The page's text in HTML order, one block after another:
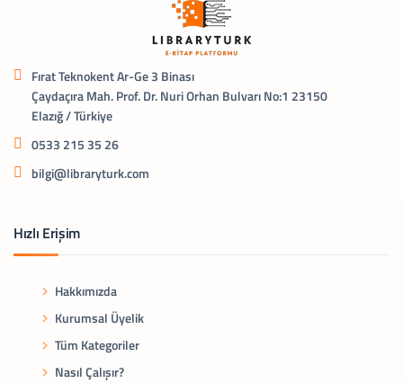
Fırat Teknokent Ar-Ge 3 Binası
Çaydaçıra Mah. Prof. Dr. Nuri Orhan Bulvarı No:1 23150
Elazığ / Türkiye
0533 215 35 26
bilgi@libraryturk.com
Hızlı Erişim
Hakkımızda
Kurumsal Üyelik
Tüm Kategoriler
Nasıl Çalışır?